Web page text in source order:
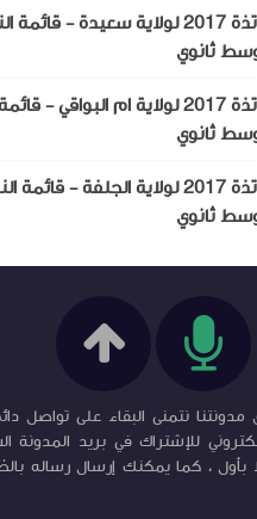
نتائج مسابقة الاساتذة 2017 لولاية سعيدة -
ثانوي
نتائج مسابقة الاساتذة 2017 لولاية ام
ثانوي
نتائج مسابقة الاساتذة 2017 لولاية الجلفة -
ثانوي
مدونتنا نتمنى البقاء على تواصل
للإشتراك في بريد المدونة
بأول ، كما يمكنك إرسال رساله